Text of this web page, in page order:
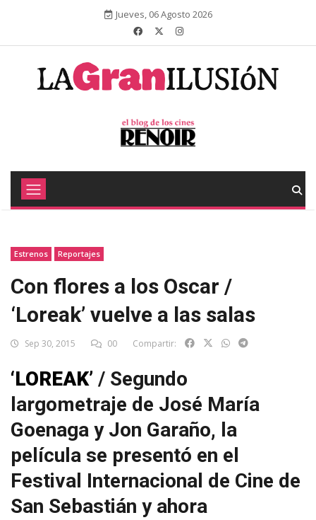
Jueves, 06 Agosto 2026
Estrenos Reportajes
Con flores a los Oscar /
‘Loreak’ vuelve a las salas
Sep 30, 2015 00 Compartir:
‘LOREAK’ / Segundo
largometraje de José María
Goenaga y Jon Garaño, la
película se presentó en el
Festival Internacional de Cine de
San Sebastián y ahora